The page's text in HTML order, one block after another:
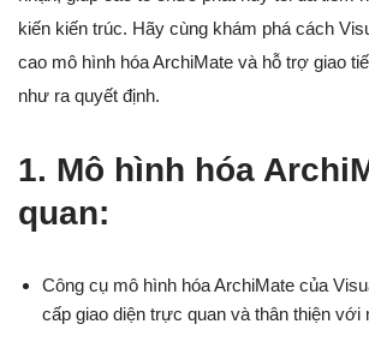
kiến kiến trúc. Hãy cùng khám phá cách
cao mô hình hóa ArchiMate và hỗ trợ giao
như ra quyết định.
1. Mô hình hóa
quan:
Công cụ mô hình hóa ArchiMate của
cấp giao diện trực quan và thân thiện với